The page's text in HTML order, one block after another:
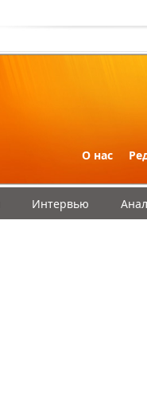
О нас
Интервью